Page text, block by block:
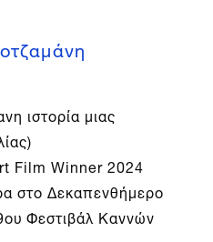
ιστορία μιας
Film Winner 2024
στο Δεκαπενθήμερο
Φεστιβάλ Καννών